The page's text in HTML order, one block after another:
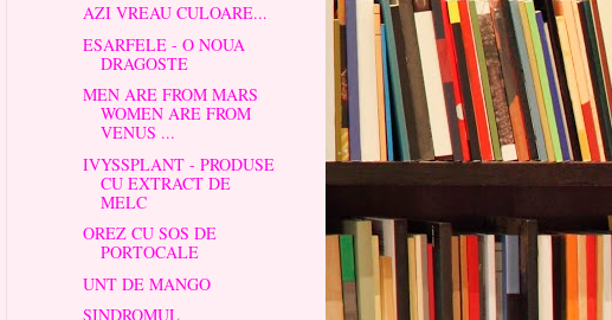
AZI VREAU CULOARE...
ESARFELE - O NOUA
DRAGOSTE
MEN ARE FROM MARS
WOMEN ARE FROM
VENUS ...
IVYSSPLANT - PRODUSE
CU EXTRACT DE
MELC
OREZ CU SOS DE
PORTOCALE
UNT DE MANGO
SINDROMUL